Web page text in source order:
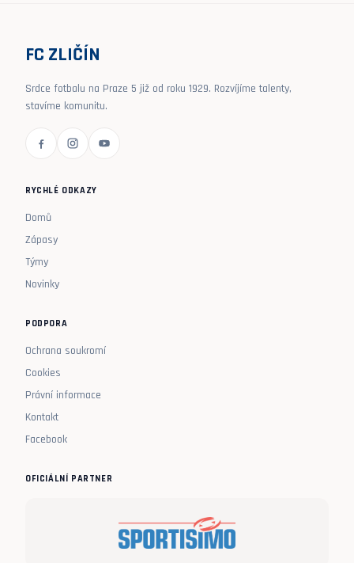
FC ZLIČÍN
Srdce fotbalu na Praze 5 již od roku 1929. Rozvíjíme talenty,
stavíme komunitu.
RYCHLÉ ODKAZY
Domů
Zápasy
Týmy
Novinky
PODPORA
Ochrana soukromí
Cookies
Právní informace
Kontakt
Facebook
OFICIÁLNÍ PARTNER